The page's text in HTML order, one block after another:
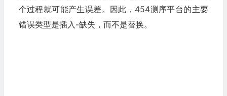
个过程就可能产生误差。因此，454测序平台的主要
错误类型是插入-缺失，而不是替换。